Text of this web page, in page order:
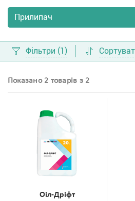
Фільтри (1)
Показано 2 товарів з 2
Оіл-Дріфт